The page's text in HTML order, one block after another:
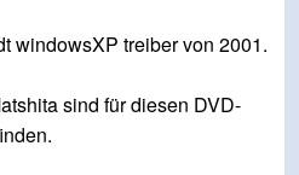
windowsXP treiber von 2001.
sind für diesen DVD-